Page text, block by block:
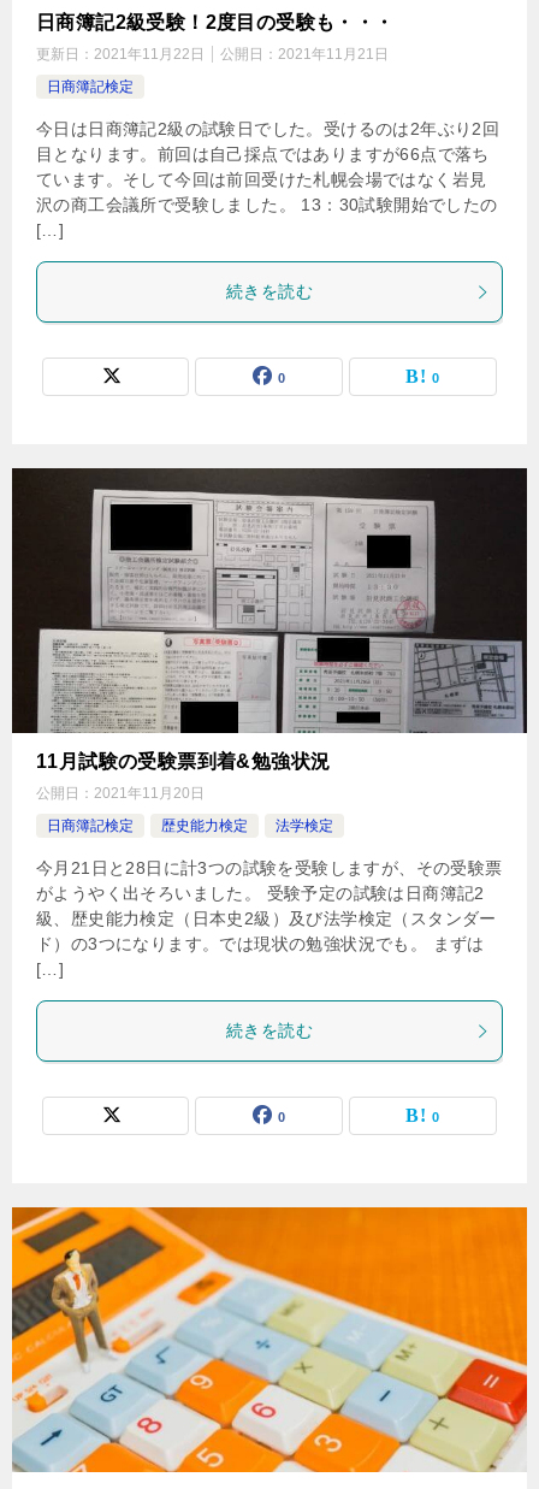
日商簿記2級受験！2度目の受験も・・・
更新日： 2021年11月22日 公開日： 2021年11月21日
日商簿記検定
今日は日商簿記2級の試験日でした。受けるのは2年ぶり2回
目となります。前回は自己採点ではありますが66点で落ち
ています。そして今回は前回受けた札幌会場ではなく岩見
沢の商工会議所で受験しました。 13：30試験開始でしたの
[…]
続きを読む
0 0
11月試験の受験票到着&勉強状況
公開日： 2021年11月20日
日商簿記検定
歴史能力検定 法学検定
今月21日と28日に計3つの試験を受験しますが、その受験票
がようやく出そろいました。 受験予定の試験は日商簿記2
級、歴史能力検定（日本史2級）及び法学検定（スタンダー
ド）の3つになります。では現状の勉強状況でも。 まずは
[…]
続きを読む
0 0